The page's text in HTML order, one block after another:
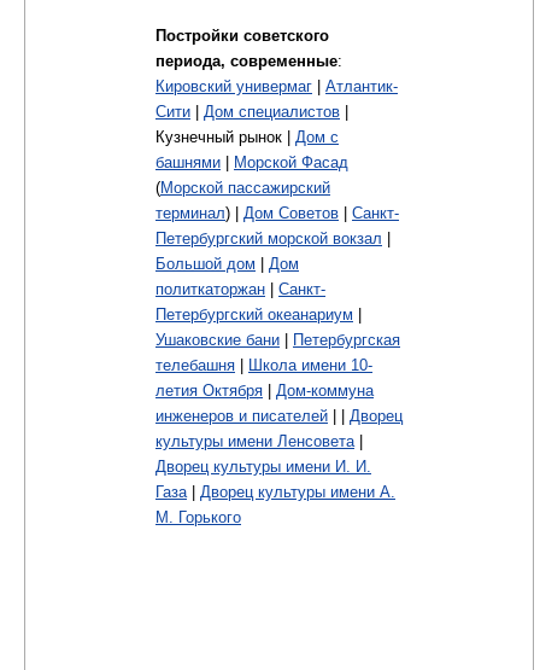
Постройки советского
периода, современные:
Кировский универмаг
Атлантик-
Сити
Дом специалистов
Кузнечный рынок | Дом с
башнями
Морской Фасад
(Морской пассажирский
терминал) | Дом Советов
Санкт-
Петербургский морской вокзал
Большой дом
Дом
политкаторжан
Санкт-
Петербургский океанариум
Ушаковские бани
Петербургская
телебашня
Школа имени 10-
летия Октября
Дом-коммуна
инженеров и писателей
Дворец
культуры имени Ленсовета|
Дворец культуры имени И. И.
Газа| Дворец культуры имени А.
М. Горького